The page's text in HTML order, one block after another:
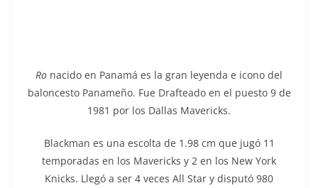
Ro nacido en Panamá es la gran leyenda e icono del
baloncesto Panameño. Fue Drafteado en el puesto 9 de
1981 por los Dallas Mavericks.
Blackman es una escolta de 1.98 cm que jugó 11
temporadas en los Mavericks y 2 en los New York
Knicks. Llegó a ser 4 veces All Star y disputó 980